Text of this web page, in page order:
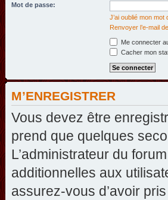
Mot de passe:
J’ai oublié mon mot
Renvoyer l’e-mail
Me connecter
Cacher mon
M’ENREGISTRER
Vous devez être
prend que quelques
L’administrateur du
additionnelles aux
assurez-vous d’avoir